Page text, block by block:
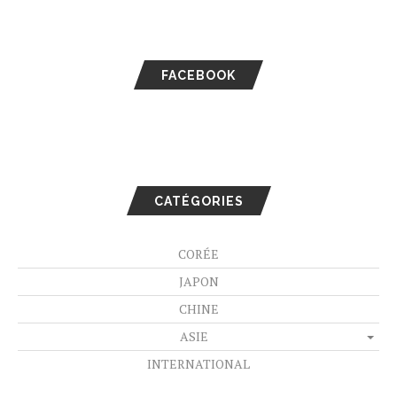
FACEBOOK
CATÉGORIES
CORÉE
JAPON
CHINE
ASIE
INTERNATIONAL